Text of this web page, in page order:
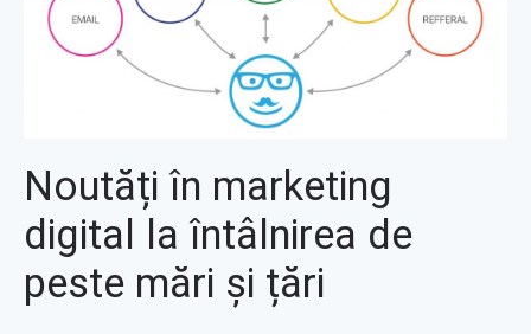
Noutăți în marketing
digital la întâlnirea de
peste mări și țări